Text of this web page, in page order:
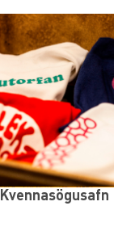
Kvennasögusafn